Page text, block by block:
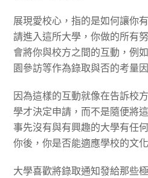
展現愛校心，指的是如何讓你
請進入這所大學，你做的所有
會將你與校方之間的互動，例
園參訪等作為錄取與否的考量
因為這樣的互動就像在告訴校
學才決定申請，而不是隨便將
事先沒有與有興趣的大學有任
你後，你是否能適應學校的文
大學喜歡將錄取通知發給那些